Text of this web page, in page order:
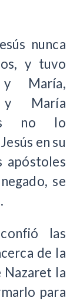
nunca
y tuvo
y María,
y María
no lo
en su
apóstoles
se
las
de la
Nazaret la
para